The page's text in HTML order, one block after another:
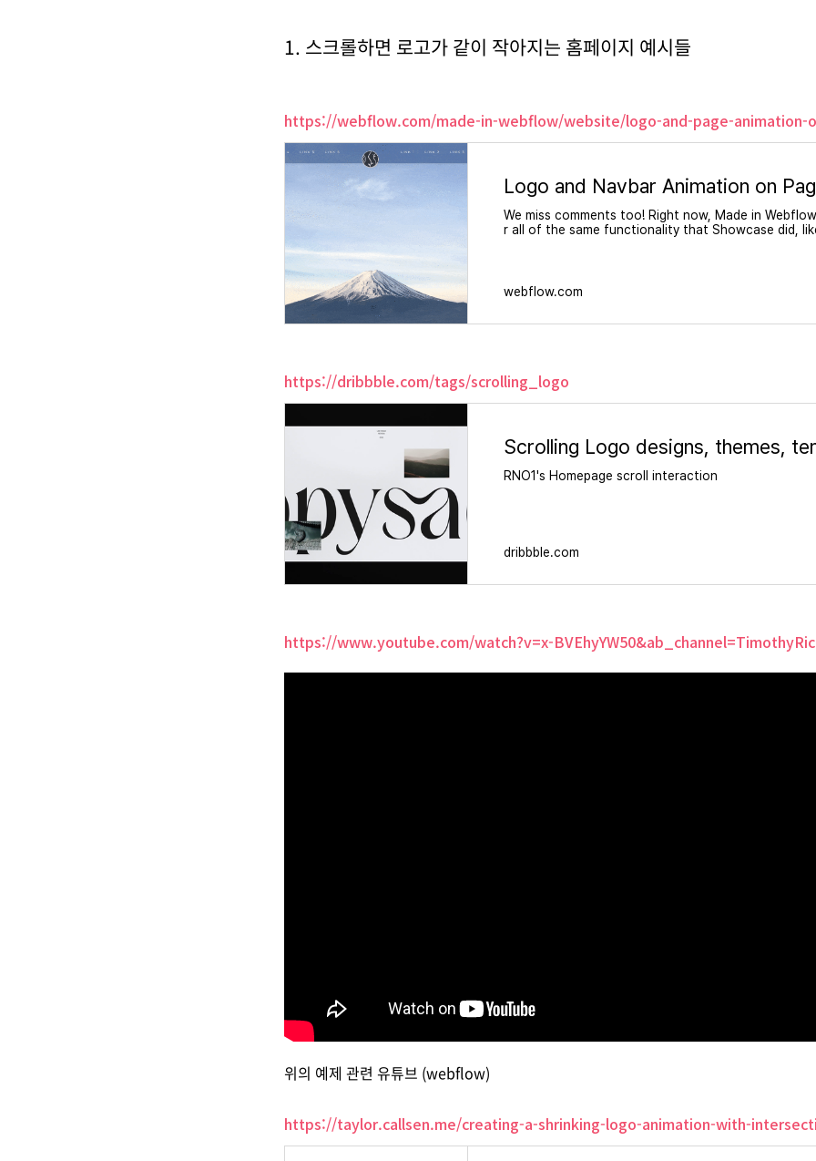
1. 스크롤하면 로고가 같이 작아지는 홈페이지 예시들
https://webflow.com/made-in-webflow/website/logo-and-page-animation-
We miss comments too! Right now, Made in
r all of the same functionality that Showcase did,
webflow.com
https://dribbble.com/tags/scrolling_logo
RNO1's Homepage scroll interaction
dribbble.com
https://www.youtube.com/watch?v=x-
위의 예제 관련 유튜브 (webflow)
https://taylor.callsen.me/creating-a-shrinking-logo-animation-with-